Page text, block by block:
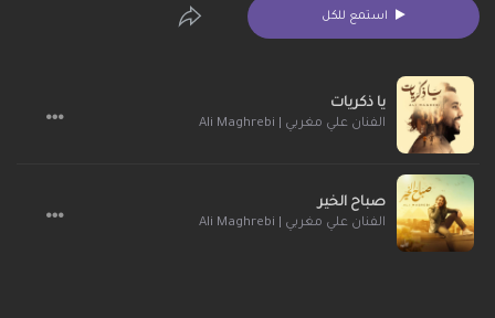
استمع للكل
يا ذكريات
الفنان علي مغربي | Ali Maghrebi
صباح الخير
الفنان علي مغربي | Ali Maghrebi